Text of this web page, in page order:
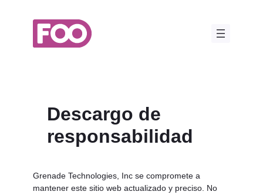
contenido
Descargo de
responsabilidad
Grenade Technologies, Inc se compromete a
mantener este sitio web actualizado y preciso. No